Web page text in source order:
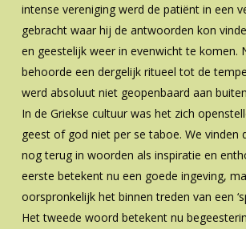
intense vereniging werd de patiënt in een
gebracht waar hij de antwoorden kon
en geestelijk weer in evenwicht te komen.
behoorde een dergelijk ritueel tot de
werd absoluut niet geopenbaard aan
In de Griekse cultuur was het zich
geest of god niet per se taboe. We vinden
nog terug in woorden als inspiratie en
eerste betekent nu een goede ingeving,
oorspronkelijk het binnen treden van een
Het tweede woord betekent nu